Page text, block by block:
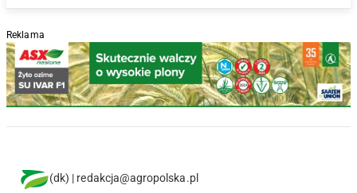
Reklama
(dk) | redakcja@agropolska.pl